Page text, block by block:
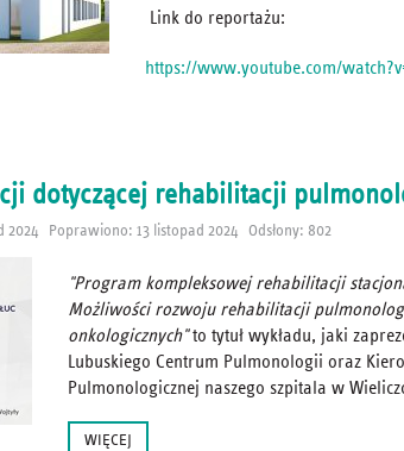
Link do reportażu:
https://www.youtube.com/
dotyczącej rehabilitacji
2024 Poprawiono: 13 listopad 2024 Odsłony: 802
"Program kompleksowej rehabilitacji
Możliwości rozwoju rehabilitacji
onkologicznych"to tytuł wykładu, jaki
Lubuskiego Centrum Pulmonologii oraz
Pulmonologicznej naszego szpitala w
WIĘCEJ